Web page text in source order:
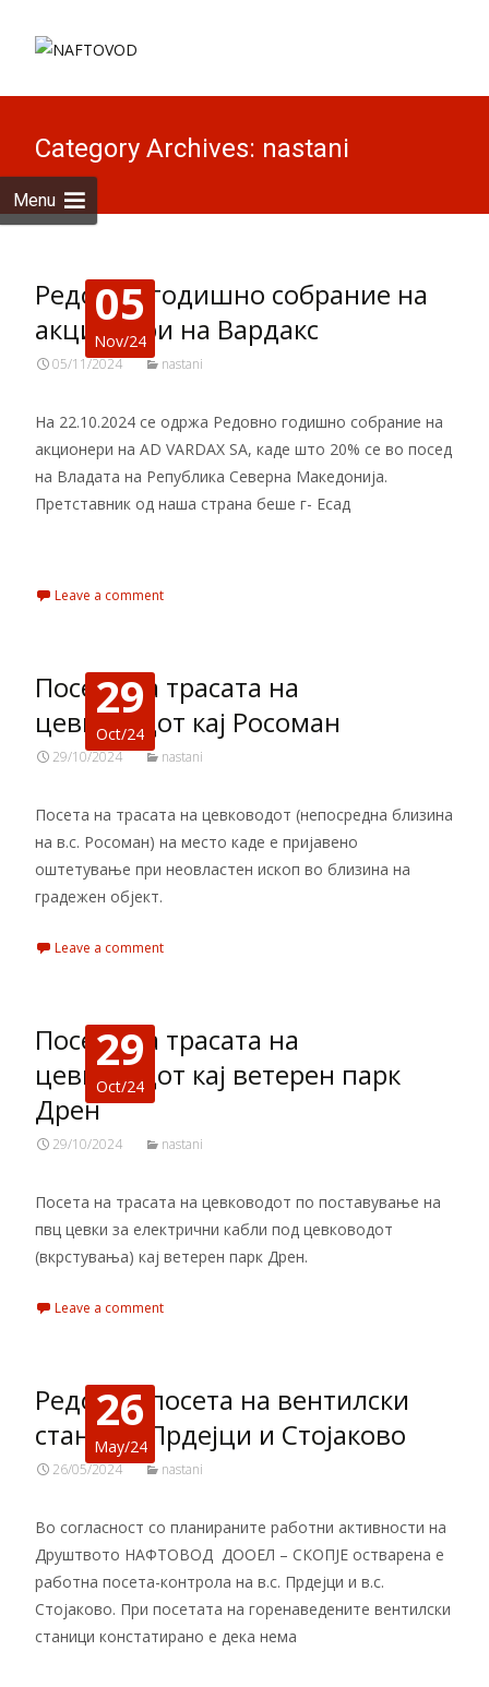
Menu
Category Archives: nastani
05
Nov/24
Редовно годишно собрание на
акционери на Вардакс
05/11/2024 nastani
На 22.10.2024 се одржа Редовно годишно собрание на
акционери на AD VARDAX SA, каде што 20% се во посед
на Владата на Република Северна Македонија.
Претставник од наша страна беше г- Есад
Leave a comment
29
Oct/24
Посета на трасата на
цевководот кај Росоман
29/10/2024 nastani
Посета на трасата на цевководот (непосредна близина
на в.с. Росоман) на место каде е пријавено
оштетување при неовластен ископ во близина на
градежен објект.
Leave a comment
29
Oct/24
Посета на трасата на
цевководот кај ветерен парк
Дрен
29/10/2024 nastani
Посета на трасата на цевководот по поставување на
пвц цевки за електрични кабли под цевководот
(вкрстувања) кај ветерен парк Дрен.
Leave a comment
26
May/24
Редовна посета на вентилски
станици Прдејци и Стојаково
26/05/2024 nastani
Во согласност со планираните работни активности на
Друштвото НАФТОВОД ДООЕЛ – СКОПЈЕ остварена е
работна посета-контрола на в.с. Прдејци и в.с.
Стојаково. При посетата на горенаведените вентилски
станици констатирано е дека нема